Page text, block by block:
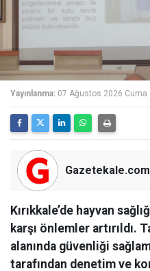
Yayınlanma: 07 Ağustos 2026 Cuma
Gazetekale.com
Kırıkkale’de hayvan
karşı önlemler artırıldı.
alanında güvenliği
tarafından denetim ve